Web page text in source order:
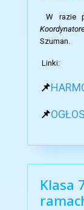
W razie
Szuman.
Linki:
📌
📌
Klasa